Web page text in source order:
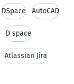
DSpace AutoCAD
D space
Atlassian Jira